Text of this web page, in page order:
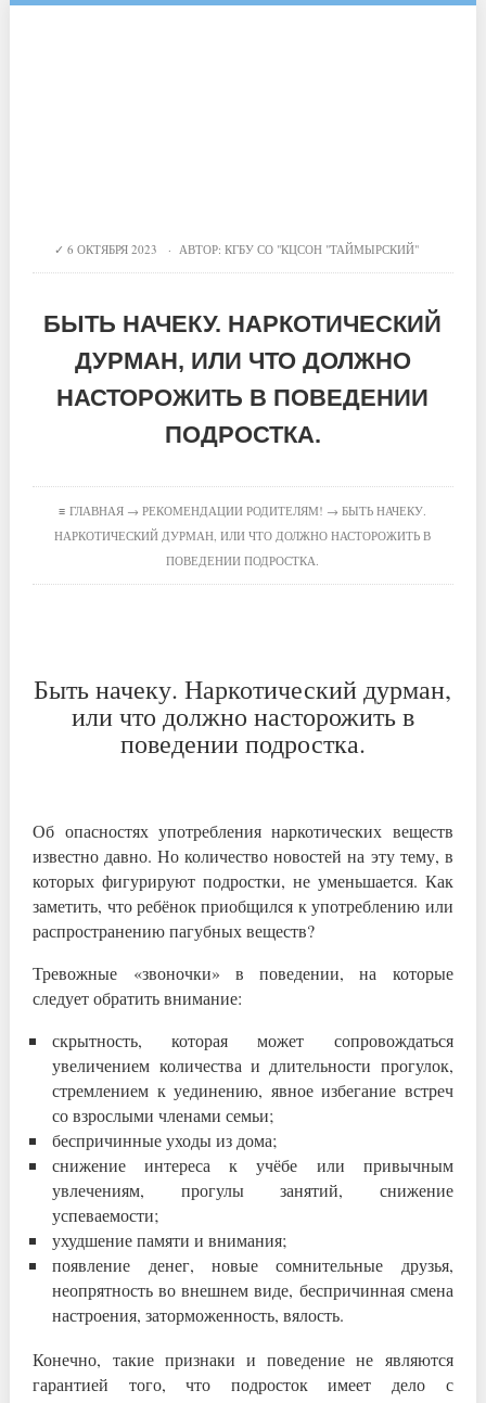
6 ОКТЯБРЯ 2023 · АВТОР:КГБУ СО "КЦСОН "ТАЙМЫРСКИЙ"
БЫТЬ НАЧЕКУ. НАРКОТИЧЕСКИЙ
ДУРМАН, ИЛИ ЧТО ДОЛЖНО
НАСТОРОЖИТЬ В ПОВЕДЕНИИ
ПОДРОСТКА.
≡ГЛАВНАЯ →РЕКОМЕНДАЦИИ РОДИТЕЛЯМ! → БЫТЬ НАЧЕКУ.
НАРКОТИЧЕСКИЙ ДУРМАН, ИЛИ ЧТО ДОЛЖНО НАСТОРОЖИТЬ В
ПОВЕДЕНИИ ПОДРОСТКА.
Быть начеку. Наркотический дурман,
или что должно насторожить в
поведении подростка.
Об опасностях употребления наркотических веществ
известно давно. Но количество новостей на эту тему, в
которых фигурируют подростки, не уменьшается. Как
заметить, что ребёнок приобщился к употреблению или
распространению пагубных веществ?
Тревожные «звоночки» в поведении, на которые
следует обратить внимание:
скрытность, которая может сопровождаться
увеличением количества и длительности прогулок,
стремлением к уединению, явное избегание встреч
со взрослыми членами семьи;
беспричинные уходы из дома;
снижение интереса к учёбе или привычным
увлечениям, прогулы занятий, снижение
успеваемости;
ухудшение памяти и внимания;
появление денег, новые сомнительные друзья,
неопрятность во внешнем виде, беспричинная смена
настроения, заторможенность, вялость.
Конечно, такие признаки и поведение не являются
гарантией того, что подросток имеет дело с